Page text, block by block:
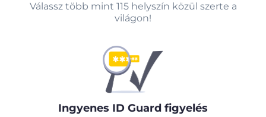
Válassz több mint 115 helyszín közül szerte a
világon!
Ingyenes ID Guard figyelés